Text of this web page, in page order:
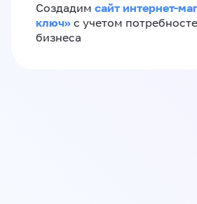
Создадим сайт интернет-
ключ» с учетом
бизнеса